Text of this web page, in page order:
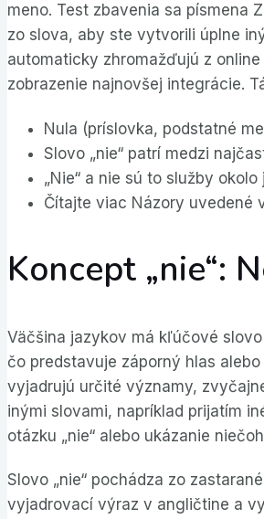
meno. Test zbavenia sa písmena
zo slova, aby ste vytvorili úplne
automaticky zhromažďujú z online
zobrazenie najnovšej integrácie.
Nula (príslovka, podstatné
Slovo „nie“ patrí medzi
„Nie“ a nie sú to služby
Čítajte viac Názory uvedené
Koncept „nie“:
Väčšina jazykov má kľúčové
čo predstavuje záporný hlas
vyjadrujú určité významy,
inými slovami, napríklad prijatím
otázku „nie“ alebo ukázanie
Slovo „nie“ pochádza zo
vyjadrovací výraz v angličtine a